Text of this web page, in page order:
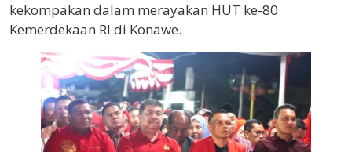
kekompakan dalam merayakan HUT ke-80
Kemerdekaan RI di Konawe.